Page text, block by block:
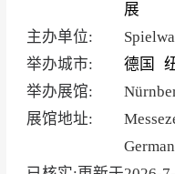
展
主办单位:
举办城市:
德国
举办展馆:
展馆地址: